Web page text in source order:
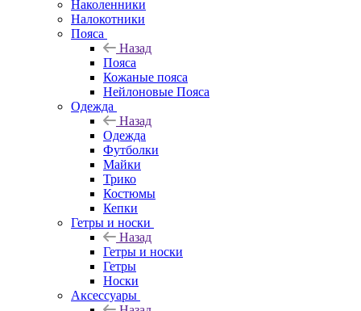
Наколенники
Налокотники
Пояса
Назад
Пояса
Кожаные пояса
Нейлоновые Пояса
Одежда
Назад
Одежда
Футболки
Майки
Трико
Костюмы
Кепки
Гетры и носки
Назад
Гетры и носки
Гетры
Носки
Аксессуары